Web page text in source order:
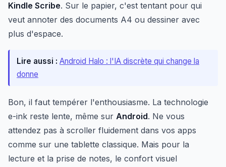
Kindle Scribe. Sur le papier, c'est tentant pour qui
veut annoter des documents A4 ou dessiner avec
plus d'espace.
Lire aussi : Android Halo : l'IA discrète qui change la
donne
Bon, il faut tempérer l'enthousiasme. La technologie
e-ink reste lente, même sur Android. Ne vous
attendez pas à scroller fluidement dans vos apps
comme sur une tablette classique. Mais pour la
lecture et la prise de notes, le confort visuel